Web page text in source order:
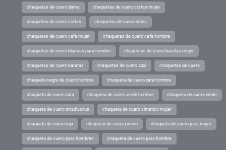
chaquetas de cuero dama chaquetas de cuero cortas mujer
chaquetas de cuero cortas chaquetas de cuero chica
chaquetas de cuero cafe mujer chaquetas de cuero cafe hombre
chaquetas de cuero blancas para hombre chaquetas de cuero baratas mujer
chaquetas de cuero baratas chaquetas de cuero azul chaquetas de cuero
chaqueta negra de cuero hombre chaqueta de cuero zara hombre
chaqueta de cuero zara chaqueta de cuero verde hombre chaqueta de cuero verde
chaqueta de cuero stradivarius chaqueta de cuero sintetico mujer
chaqueta de cuero roja chaqueta de cuero precio chaqueta de cuero para mujer
chaqueta de cuero para hombres chaqueta de cuero para hombre